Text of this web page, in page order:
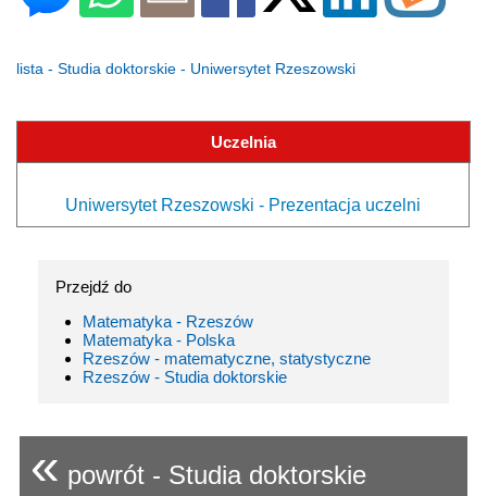
lista - Studia doktorskie - Uniwersytet Rzeszowski
Uczelnia
Uniwersytet Rzeszowski - Prezentacja uczelni
Przejdź do
Matematyka - Rzeszów
Matematyka - Polska
Rzeszów - matematyczne, statystyczne
Rzeszów - Studia doktorskie
« powrót - Studia doktorskie